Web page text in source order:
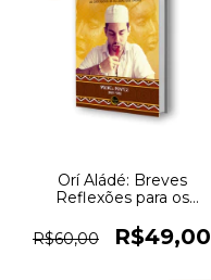
Orí Aládé: Breves
Reflexões para os
na Religião dos Orixás
R$60,00 R$49,00